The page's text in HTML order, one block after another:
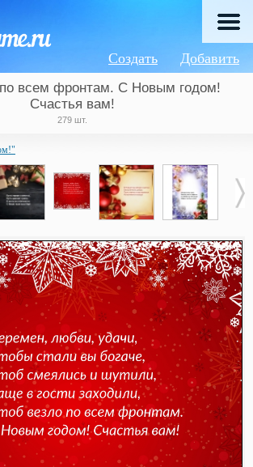
Добавить
Создать
всем фронтам. С Новым годом!
Счастья вам!
279 шт.